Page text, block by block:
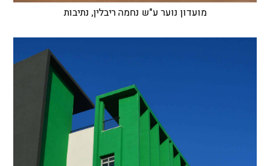
מועדון נוער ע"ש נחמה ריבלין, נתיבות